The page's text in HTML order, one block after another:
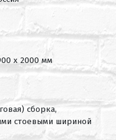
х 2000 мм
сборка,
стоевыми шириной